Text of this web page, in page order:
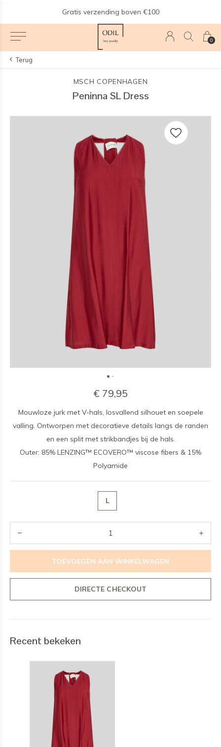
0
Gratis verzending boven €100
Terug
MSCH COPENHAGEN
Peninna SL Dress
€ 79,95
Mouwloze jurk met V-hals, losvallend silhouet en soepele
valling. Ontworpen met decoratieve details langs de randen
en een split met strikbandjes bij de hals.
Outer: 85% LENZING™ ECOVERO™ viscose fibers & 15%
Polyamide
L
TOEVOEGEN AAN WINKELWAGEN
DIRECTE CHECKOUT
Recent bekeken